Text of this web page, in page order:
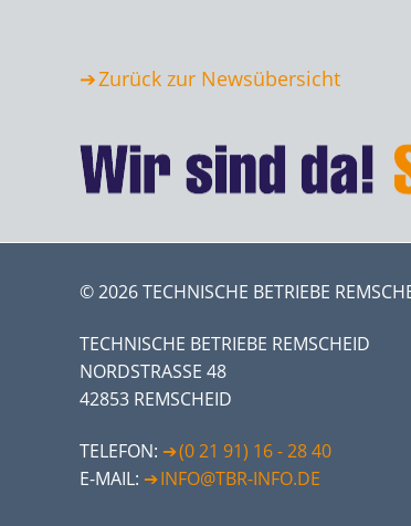
Zurück zur Newsübersicht
© 2026 TECHNISCHE BETRIEBE
TECHNISCHE BETRIEBE REMSCHEID
NORDSTRASSE 48
42853 REMSCHEID
TELEFON:
(0 21 91) 16 - 28 40
E-MAIL:
INFO@TBR-INFO.DE